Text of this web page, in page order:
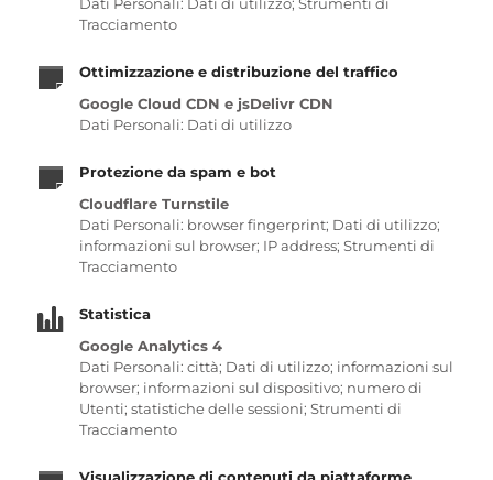
Tracciamento
Ottimizzazione e distribuzione del traffico
Google Cloud CDN e jsDelivr CDN
Dati Personali: Dati di utilizzo
Protezione da spam e bot
Cloudflare Turnstile
Dati Personali: browser fingerprint; Dati di utilizzo;
informazioni sul browser; IP address; Strumenti di
Tracciamento
Statistica
Google Analytics 4
Dati Personali: città; Dati di utilizzo; informazioni sul
browser; informazioni sul dispositivo; numero di
Utenti; statistiche delle sessioni; Strumenti di
Tracciamento